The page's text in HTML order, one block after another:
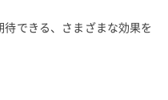
できる、さまざまな効果を